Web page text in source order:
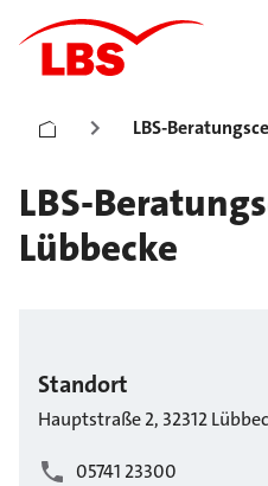
LBS-
LBS-
Lübbecke
Standort
Hauptstraße2, 32312
05741 23300